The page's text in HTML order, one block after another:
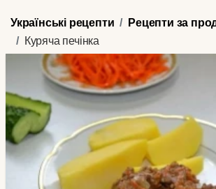
Українські рецепти
Рецепти за
Куряча печінка